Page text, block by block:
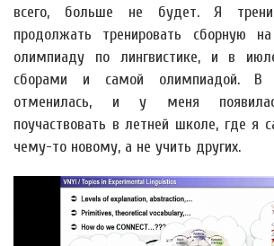
всего, больше не будет. Я
продолжать тренировать сборную
олимпиаду по лингвистике, и в
сборами и самой олимпиадой.
отменилась, и у меня
поучаствовать в летней школе, где я
чему-то новому, а не учить других.